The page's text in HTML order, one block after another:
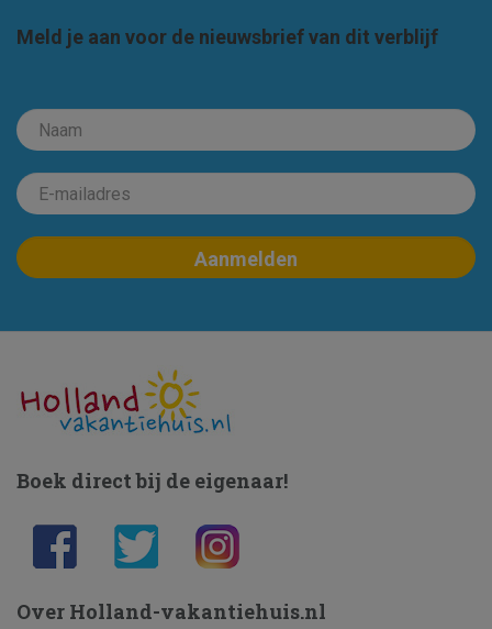
Meld je aan voor de nieuwsbrief van dit verblijf
Boek direct bij de eigenaar!
Over Holland-vakantiehuis.nl